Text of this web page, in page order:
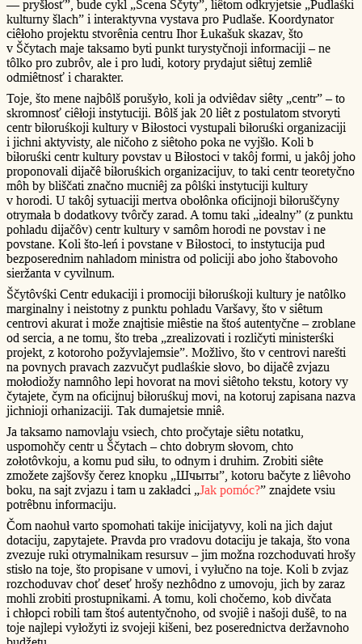
— pryšłosť”, bude cykl „Scena Ščyty”, liêtom odkryjetsie „Pudlaśki
kulturny šlach” i interaktyvna vystava pro Pudlaše. Koordynator
ciêłoho projektu stvorênia centru Ihor Łukašuk skazav, što
v Ščytach maje taksamo byti punkt turystyčnoji informaciji – ne
tôlko pro zubrôv, ale i pro ludi, kotory prydajut siêtuj zemliê
odmiêtnosť i charakter.
Toje, što mene najbôlš porušyło, koli ja odviêdav siêty „centr” – to
skromnosť ciêłoji instytuciji. Bôlš jak 20 liêt z postulatom stvoryti
centr biłoruśkoji kultury v Biłostoci vystupali biłoruśki organizaciji
i jichni aktyvisty, ale ničoho z siêtoho poka ne vyjšło. Koli b
biłoruśki centr kultury povstav u Biłostoci v takôj formi, u jakôj joho
proponovali dijačê biłoruśkich organizacijuv, to taki centr teoretyčno
môh by bliščati značno mucniêj za pôlśki instytuciji kultury
v horodi. U takôj sytuaciji mertva obołônka oficijnoji biłoruščyny
otrymała b dodatkovy tvôrčy zarad. A tomu taki „idealny” (z punktu
pohladu dijačôv) centr kultury v samôm horodi ne povstav i ne
povstane. Koli što-leń i povstane v Biłostoci, to instytucija pud
bezposerednim nahladom ministra od policiji abo joho štabovoho
sieržanta v cyvilnum.
Ščytôvśki Centr edukaciji i promociji biłoruśkoji kultury je natôlko
marginalny i neistotny z punktu pohladu Varšavy, što v siêtum
centrovi akurat i može znajtisie miêstie na štoś autentyčne – zroblane
od sercia, a ne tomu, što treba „zrealizovati i rozličyti ministerśki
projekt, z kotoroho požyvlajemsie”. Možlivo, što v centrovi narešti
na povnych pravach zazvučyt pudlaśkie słovo, bo dijačê zvjazu
mołodiožy namnôho lepi hovorat na movi siêtoho tekstu, kotory vy
čytajete, čym na oficijnuj biłoruśkuj movi, na kotoruj zapisana nazva
jichnioji orhanizaciji. Tak dumajetsie mniê.
Ja taksamo namovlaju vsiech, chto pročytaje siêtu notatku,
uspomohčy centr u Ščytach – chto dobrym słovom, chto
zołotôvkoju, a komu pud siłu, to odnym i druhim. Zrobiti siête
zmožete zajšovšy čerez knopku „Шчыты”, kotoru bačyte z liêvoho
boku, na sajt zvjazu i tam u zakładci „Jak pomóc?” znajdete vsiu
potrêbnu informaciju.
Čom naohuł varto spomohati takije inicijatyvy, koli na jich dajut
dotaciju, zapytajete. Pravda pro vradovu dotaciju je takaja, što vona
zvezuje ruki otrymalnikam resursuv – jim možna rozchoduvati hrošy
stisło na toje, što propisane v umovi, i vyłučno na toje. Koli b zvjaz
rozchoduvav choť deseť hrošy nezhôdno z umovoju, jich by zaraz
mohli zrobiti prostupnikami. A tomu, koli chočemo, kob divčata
i chłopci robili tam štoś autentyčnoho, od svojiê i našoji dušê, to na
toje najlepi vyłožyti iz svojeji kišeni, bez poserednictva deržavnoho